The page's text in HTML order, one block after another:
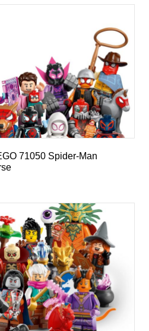
71050 Spider-Man